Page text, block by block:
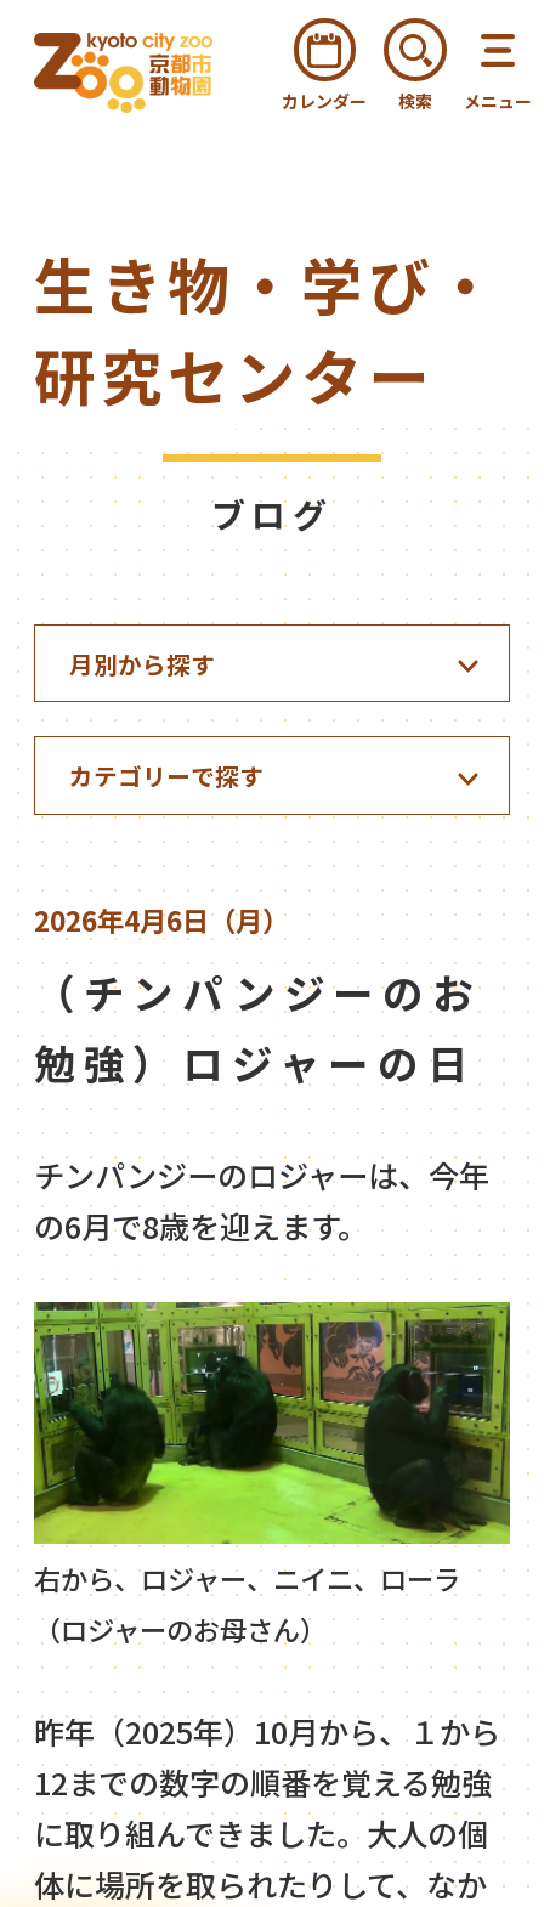
カレンダー 検索 メニュー
生き物・学び・
研究センター
ブログ
2026年4月6日（月）
（チンパンジーのお
勉強）ロジャーの日
チンパンジーのロジャーは、今年
の6月で8歳を迎えます。
右から、ロジャー、ニイニ、ローラ
（ロジャーのお母さん）
昨年（2025年）10月から、１から
12までの数字の順番を覚える勉強
に取り組んできました。大人の個
体に場所を取られたりして、なか